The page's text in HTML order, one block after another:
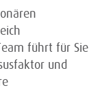
führt für Sie
und